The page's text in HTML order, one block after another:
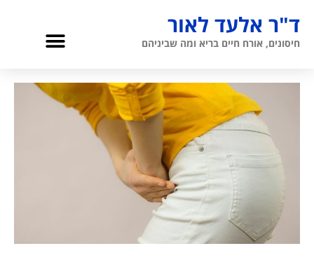
לתוכןד"ר אלעד לאור
חיסונים, אורח חיים בריא ומה שביניהם תפריט